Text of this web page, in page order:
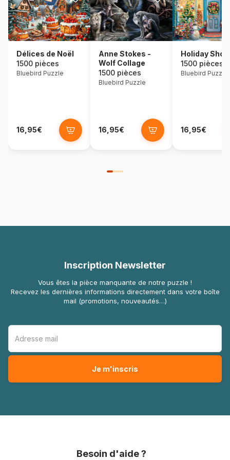
Délices de Noël
1500 pièces
Bluebird Puzzle
16,95€
Anne Stokes -
Wolf Collage
1500 pièces
Bluebird Puzzle
16,95€
Holiday Shop
1500 pièces
Bluebird Puzzle
16,95€
Inscription Newsletter
Vous êtes la pièce manquante de notre puzzle !
Recevez les dernières informations directement dans votre boîte
mail (promotions, nouveautés…)
Besoin d'aide ?